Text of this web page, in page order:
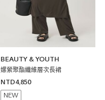
BEAUTY & YOUTH
嫘縈聚酯纖維層次長裙
NTD4,850
NEW